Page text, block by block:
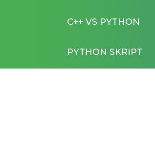
C++ VS PYTHON
PYTHON SKRIPT